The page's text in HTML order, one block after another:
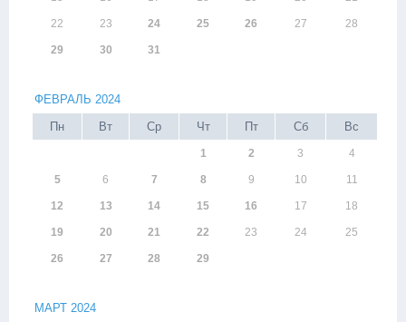
22 23 24 25 26 27 28
29 30 31
ФЕВРАЛЬ 2024
Пн
Вт Ср Чт Пт Сб Вс
1 2 3 4
5 6 7 8 9 10 11
12 13 14 15 16 17 18
19 20 21 22 23 24 25
26 27 28 29
МАРТ 2024